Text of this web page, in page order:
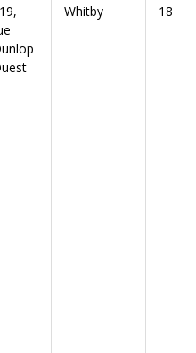
détaillés pour
Whitby 1855